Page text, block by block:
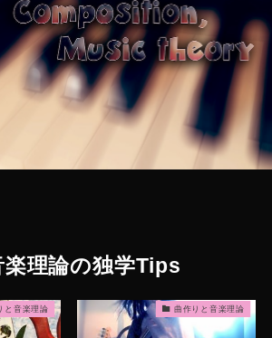
理論の独学Tips
と音楽理論 曲作りと音楽理論